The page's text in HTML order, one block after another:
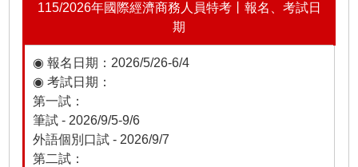
115/2026年國際經濟商務人員特考丨報名、考試日
期
◉ 報名日期：2026/5/26-6/4
◉ 考試日期：
第一試：
筆試 - 2026/9/5-9/6
外語個別口試 - 2026/9/7
第二試：